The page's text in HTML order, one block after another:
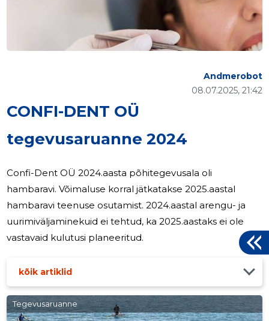
CONFI-DENT OÜ
tegevusaruanne 2024
08.07.2025, 21:42
Andmerobot
Confi-Dent OÜ 2024.aasta põhitegevusala oli
hambaravi. Võimaluse korral jätkatakse 2025.aastal
hambaravi teenuse osutamist. 2024.aastal arengu- ja
uurimiväljaminekuid ei tehtud, ka 2025.aastaks ei ole
vastavaid kulutusi planeeritud.
kõik artiklid
Tegevusaruanne